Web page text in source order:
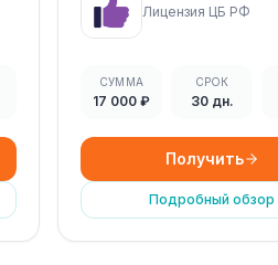
Лицензия ЦБ РФ
СУММА
17 000 ₽
СРОК
30 дн.
Получить
Подробный обзор